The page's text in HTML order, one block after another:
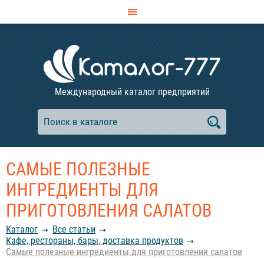
Международный каталог предприятий
САМЫЕ ПОЛЕЗНЫЕ
ИНГРЕДИЕНТЫ ДЛЯ
ПРИГОТОВЛЕНИЯ САЛАТОВ
Каталог
Все статьи
Кафе, рестораны, бары, доставка продуктов
Самые полезные ингредиенты для приготовления салатов